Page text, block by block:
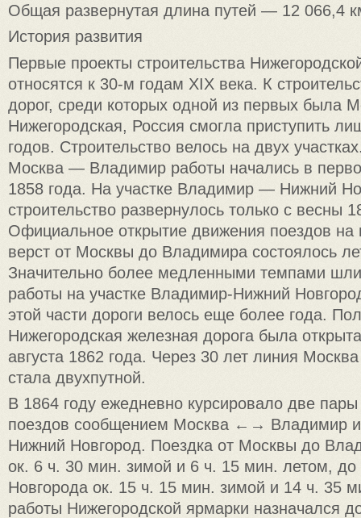
Общая развернутая длина путей — 12 066,4
История развития
Первые проекты строительства
относятся к 30-м годам XIX века. К
дорог, среди которых одной из первых была
Нижегородская, Россия смогла приступить
годов. Строительство велось на двух
Москва — Владимир работы начались в
1858 года. На участке Владимир — Нижний
строительство развернулось только с весны
Официальное открытие движения поездов на
верст от Москвы до Владимира состоялось
Значительно более медленными темпами
работы на участке Владимир-Нижний
этой части дороги велось еще более года.
Нижегородская железная дорога была
августа 1862 года. Через 30 лет линия
стала двухпутной.
В 1864 году ежедневно курсировало две пары
поездов сообщением Москва ←→ Владимир
Нижний Новгород. Поездка от Москвы до
ок. 6 ч. 30 мин. зимой и 6 ч. 15 мин. летом, до
Новгорода ок. 15 ч. 15 мин. зимой и 14 ч. 35
работы Нижегородской ярмарки назначался